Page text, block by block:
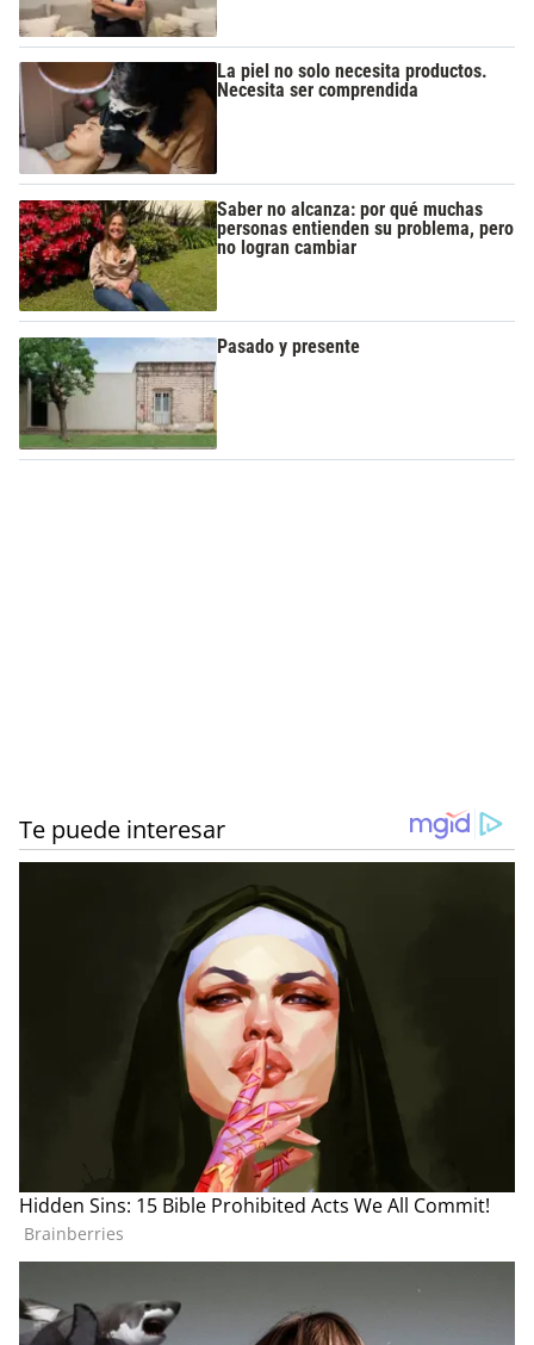
La piel no solo necesita productos.
Necesita ser comprendida
Saber no alcanza: por qué muchas
personas entienden su problema, pero
no logran cambiar
Pasado y presente